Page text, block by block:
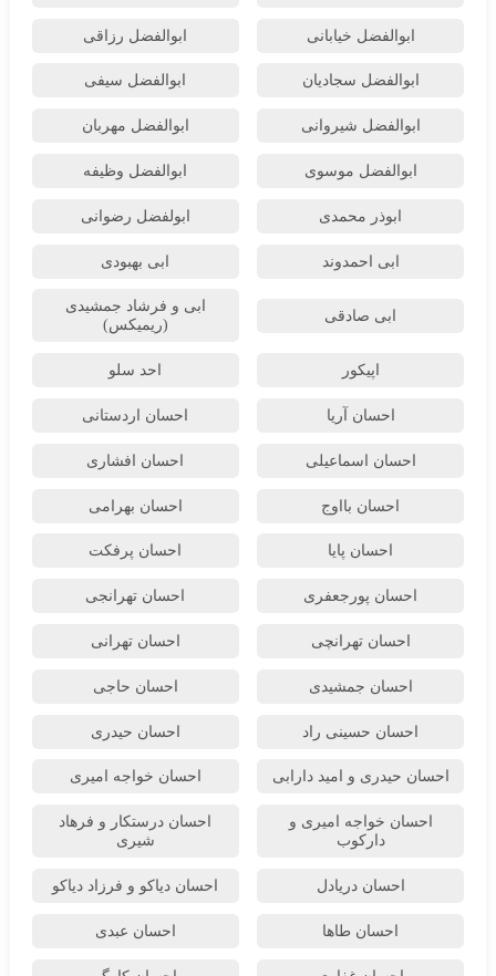
ابوالفضل خیابانی ابوالفضل رزاقی
ابوالفضل سجادیان ابوالفضل سیفی
ابوالفضل شیروانی ابوالفضل مهربان
ابوالفضل موسوی ابوالفضل وظیفه
ابوذر محمدی ابولفضل رضوانی
ابی احمدوند ابی بهبودی
ابی صادقی
ابی و فرشاد جمشیدی
(ریمیکس)
اپیکور احد سلو
احسان آریا احسان اردستانی
احسان اسماعیلی احسان افشاری
احسان بااوج احسان بهرامی
احسان پایا احسان پرفکت
احسان پورجعفری احسان تهرانجی
احسان تهرانچی احسان تهرانی
احسان جمشیدی احسان حاجی
احسان حسینی راد احسان حیدری
احسان حیدری و امید دارابی احسان خواجه امیری
احسان خواجه امیری و
دارکوب
احسان درستكار و فرهاد
شيرى
احسان دریادل احسان دیاکو و فرزاد دیاکو
احسان طاها احسان عبدی